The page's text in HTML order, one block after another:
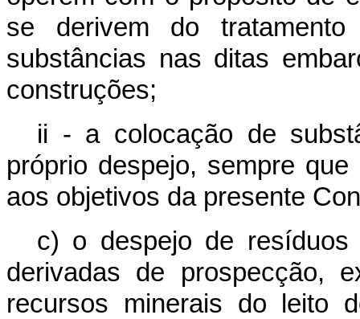
se derivem do
substâncias nas ditas
construções;
ii - a colocação de
próprio despejo, sempre
aos objetivos da presente
c) o despejo de resíduos
derivadas de prospecção,
recursos minerais do leito